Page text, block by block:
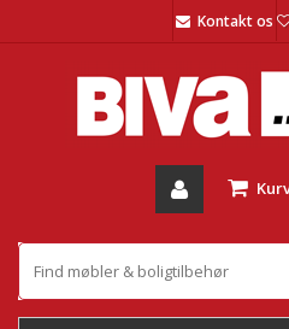
Kontakt os